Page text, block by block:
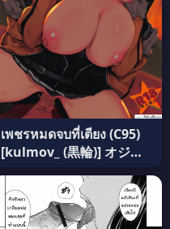
เพชรหมดจบที่เตียง (C95)
[kulmov_ (黒輪)] オジサ
ン★お願いあるんだから
(FateGrand Order) อ่าน
ฟรี